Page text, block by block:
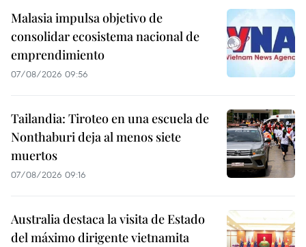
Malasia impulsa objetivo de
consolidar ecosistema nacional de
emprendimiento
07/08/2026 09:56
Tailandia: Tiroteo en una escuela de
Nonthaburi deja al menos siete
muertos
07/08/2026 09:16
Australia destaca la visita de Estado
del máximo dirigente vietnamita